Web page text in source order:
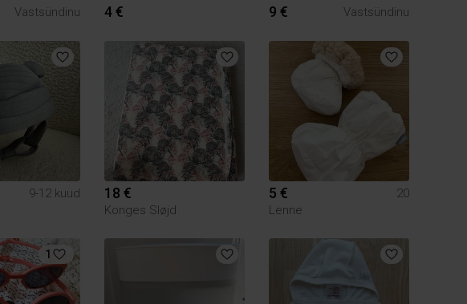
Vastsündinu 4 € 9 € Vastsündinu
9-12 kuud
18 €
Konges Sløjd
5 €
20
Lenne
1